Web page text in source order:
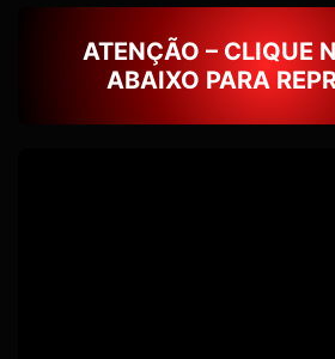
ATENÇÃO – CLIQUE
ABAIXO PARA